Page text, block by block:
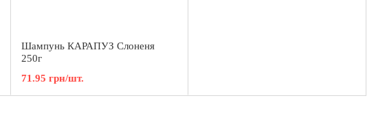
Шампунь КАРАПУЗ Слоненя
250г
71.95 грн/шт.